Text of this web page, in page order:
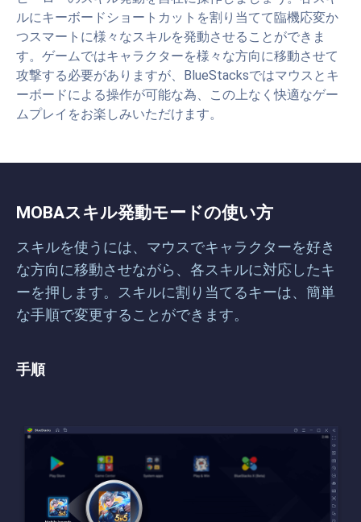
ルにキーボードショートカットを割り当てて臨機応変か
つスマートに様々なスキルを発動させることができま
す。ゲームではキャラクターを様々な方向に移動させて
攻撃する必要がありますが、BlueStacksではマウスとキ
ーボードによる操作が可能な為、この上なく快適なゲー
ムプレイをお楽しみいただけます。
MOBAスキル発動モードの使い方
スキルを使うには、マウスでキャラクターを好き
な方向に移動させながら、各スキルに対応したキ
ーを押します。スキルに割り当てるキーは、簡単
な手順で変更することができます。
手順